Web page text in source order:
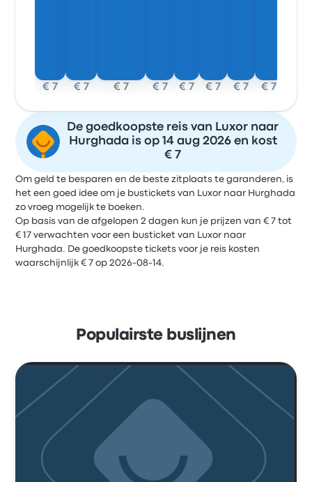
€ 7 € 7 € 7 € 7 € 7 € 7 € 7 € 7
De goedkoopste reis van Luxor naar
Hurghada is op 14 aug 2026 en kost
€ 7
Om geld te besparen en de beste zitplaats te garanderen, is
het een goed idee om je bustickets van Luxor naar Hurghada
zo vroeg mogelijk te boeken.
Op basis van de afgelopen 2 dagen kun je prijzen van € 7 tot
€ 17 verwachten voor een busticket van Luxor naar
Hurghada. De goedkoopste tickets voor je reis kosten
waarschijnlijk € 7 op 2026-08-14.
Populairste buslijnen